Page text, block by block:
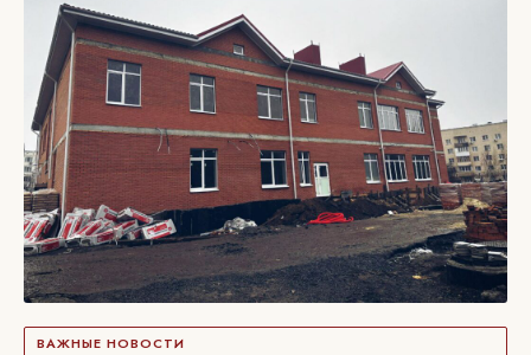
ВАЖНЫЕ НОВОСТИ